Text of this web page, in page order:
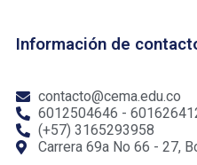
Información de
contacto@cema.edu.co
6012504646 -
(+57) 3165293958
Carrera 69a No 66 - 27,